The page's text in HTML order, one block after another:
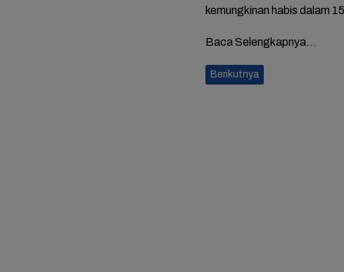
kemungkinan habis dalam
Baca Selengkapnya…
Berikutnya